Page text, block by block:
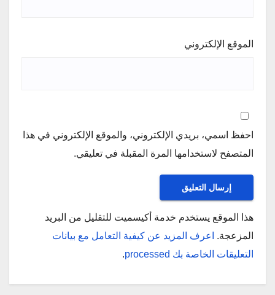
الموقع الإلكتروني
احفظ اسمي، بريدي الإلكتروني، والموقع الإلكتروني في هذا
المتصفح لاستخدامها المرة المقبلة في تعليقي.
هذا الموقع يستخدم خدمة أكيسميت للتقليل من البريد
المزعجة.
اعرف المزيد عن كيفية التعامل مع بيانات
التعليقات الخاصة بك processed
.